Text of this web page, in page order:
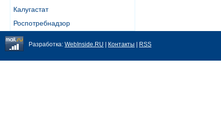
Калугастат
Роспотребнадзор
Разработка: WebInside.RU Контакты RSS